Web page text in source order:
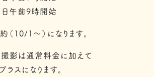
午前9時開始
10/1〜）になります。
影は通常料金に加えて
スになります。